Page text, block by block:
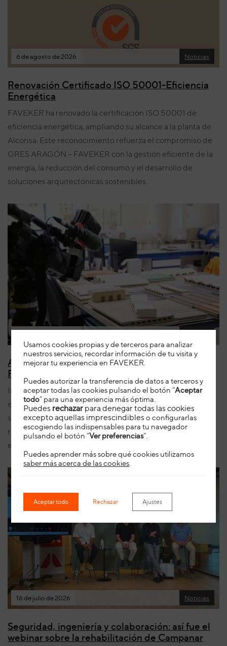
6 de agosto de 2026 Noticias
Renovación Certificado ISO 50001-Eficiencia
Energética
FAVEKER ha renovado la certificación ISO 50001 de
eficiencia energética, ampliando su alcance a la planta de
Alcorisa. Este reconocimiento refuerza el compromiso de
GRES ARAGÓN – FAVEKER con la gestión eficiente de la
energía, la reducción del consumo y el desarrollo de
soluciones arquitectónicas sostenibles.
Aragón TV muestra la fabricación cerámica de
FAVEKER para Campanar
Innovación, seguridad y fabricación a medida se unen en
este proyecto, mostrando el proceso de desarrollo de una
solución cerámica diseñada específicamente para
responder a los retos técnicos de la rehabilitación del
edificio Campanar.
16 de julio de 2026 Noticias
Seguridad, ingeniería y colaboración: así fue el
webinar sobre la rehabilitación de Campanar
Usamos cookies propias y de terceros para analizar
nuestros servicios, recordar información de tu visita y
mejorar tu experiencia en FAVEKER.
Puedes autorizar la transferencia de datos a terceros y
aceptar todas las cookies pulsando el botón “Aceptar
todo” para una experiencia más óptima.
Puedes rechazar para denegar todas las cookies
excepto aquellas imprescindibleso configurarlas
escogiendo las indispensables para tu navegador
pulsando el botón “Ver preferencias”.
Puedes aprender más sobre qué cookies utilizamos
saber más acerca de las cookies.
Aceptar todo Rechazar Ajustes